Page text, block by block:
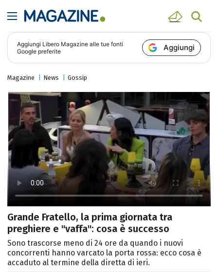
Aggiungi Libero Magazine alle tue fonti
Google preferite
Aggiungi
Magazine News Gossip
Grande Fratello, la prima giornata tra
preghiere e "vaffa": cosa è successo
Sono trascorse meno di 24 ore da quando i nuovi
concorrenti hanno varcato la porta rossa: ecco cosa è
accaduto al termine della diretta di ieri.